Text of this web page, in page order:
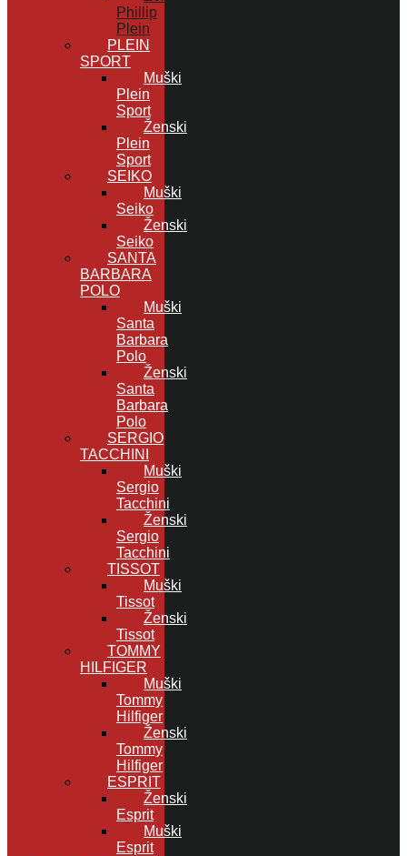
Phillip
Plein
PLEIN
SPORT
Muški
Plein
Sport
Ženski
Plein
Sport
SEIKO
Muški
Seiko
Ženski
Seiko
SANTA
BARBARA
POLO
Muški
Santa
Barbara
Polo
Ženski
Santa
Barbara
Polo
SERGIO
TACCHINI
Muški
Sergio
Tacchini
Ženski
Sergio
Tacchini
TISSOT
Muški
Tissot
Ženski
Tissot
TOMMY
HILFIGER
Muški
Tommy
Hilfiger
Ženski
Tommy
Hilfiger
ESPRIT
Ženski
Esprit
Muški
Esprit